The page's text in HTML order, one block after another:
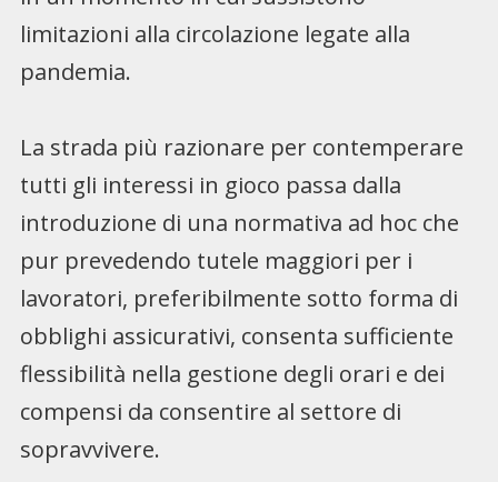
limitazioni alla circolazione legate alla
pandemia.
La strada più razionare per contemperare
tutti gli interessi in gioco passa dalla
introduzione di una normativa ad hoc che
pur prevedendo tutele maggiori per i
lavoratori, preferibilmente sotto forma di
obblighi assicurativi, consenta sufficiente
flessibilità nella gestione degli orari e dei
compensi da consentire al settore di
sopravvivere.